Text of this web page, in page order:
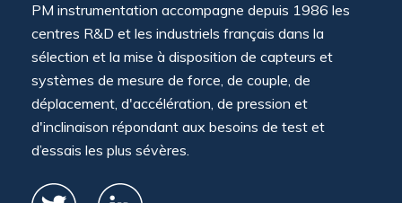
PM instrumentation accompagne depuis 1986 les
centres R&D et les industriels français dans la
sélection et la mise à disposition de capteurs et
systèmes de mesure de force, de couple, de
déplacement, d'accélération, de pression et
d'inclinaison répondant aux besoins de test et
d’essais les plus sévères.